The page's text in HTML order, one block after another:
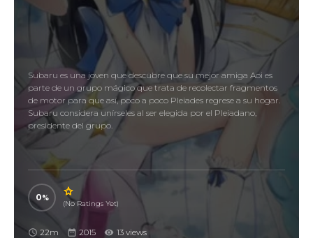
Subaru es una joven que descubre que su mejor amiga Aoi es
parte de un grupo mágico que trata de recolectar fragmentos
de motor para que así, poco a poco Pleiades regrese a su hogar.
Subaru considera unírseles al ser elegida por el Pleiadano,
presidente del grupo.
0
(No Ratings Yet)
22m 2015 13 views